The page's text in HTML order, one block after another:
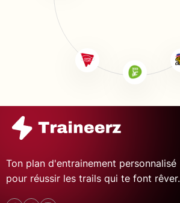
Ton plan d'entrainement personnalisé
pour réussir les trails qui te font rêver.